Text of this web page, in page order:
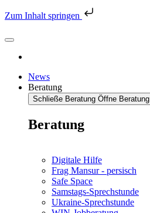
Zum Inhalt springen
News
Beratung
Schließe Beratung Öffne Beratung
Beratung
Digitale Hilfe
Frag Mansur - persisch
Safe Space
Samstags-Sprechstunde
Ukraine-Sprechstunde